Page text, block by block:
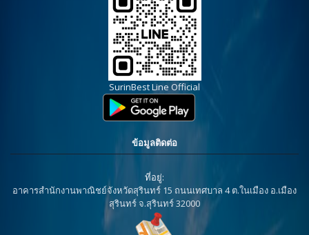
SurinBest Line Official
ข้อมูลติดต่อ
ที่อยู่:
อาคารสำนักงานพาณิชย์จังหวัดสุรินทร์ 15 ถนนเทศบาล 4 ต.ในเมือง อ.เมือง
สุรินทร์ จ.สุรินทร์ 32000